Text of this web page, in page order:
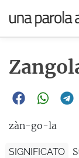
zàn-go-la
SIGNIFICATO